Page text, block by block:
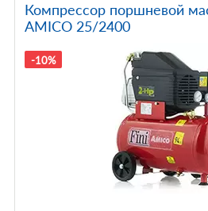
Компрессор поршневой
AMICO 25/2400
-10%